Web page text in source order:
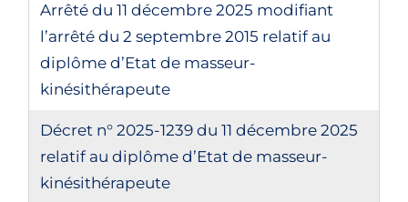
Arrêté du 11 décembre 2025 modifiant
l’arrêté du 2 septembre 2015 relatif au
diplôme d’Etat de masseur-
kinésithérapeute
Décret n° 2025-1239 du 11 décembre 2025
relatif au diplôme d’Etat de masseur-
kinésithérapeute